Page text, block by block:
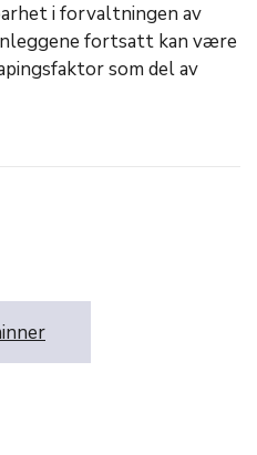
i forvaltningen av
fortsatt kan være
som del av